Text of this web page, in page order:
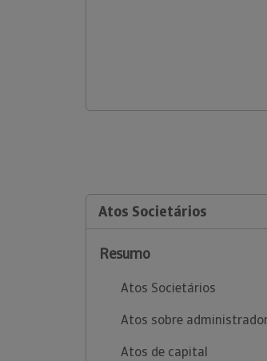
Atos Societários
Resumo
Atos Societários
Atos sobre
Atos de capital